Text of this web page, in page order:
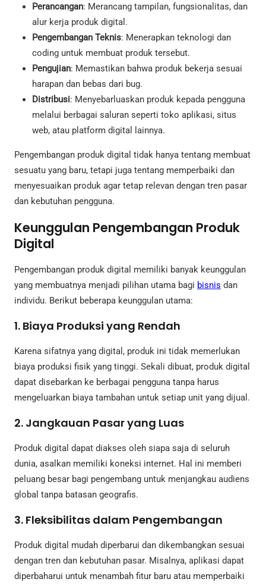
Perancangan: Merancang tampilan, fungsionalitas, dan
alur kerja produk digital.
Pengembangan Teknis: Menerapkan teknologi dan
coding untuk membuat produk tersebut.
Pengujian: Memastikan bahwa produk bekerja sesuai
harapan dan bebas dari bug.
Distribusi: Menyebarluaskan produk kepada pengguna
melalui berbagai saluran seperti toko aplikasi, situs
web, atau platform digital lainnya.
Pengembangan produk digital tidak hanya tentang membuat
sesuatu yang baru, tetapi juga tentang memperbaiki dan
menyesuaikan produk agar tetap relevan dengan tren pasar
dan kebutuhan pengguna.
Keunggulan Pengembangan Produk
Digital
Pengembangan produk digital memiliki banyak keunggulan
yang membuatnya menjadi pilihan utama bagi bisnis dan
individu. Berikut beberapa keunggulan utama:
1. Biaya Produksi yang Rendah
Karena sifatnya yang digital, produk ini tidak memerlukan
biaya produksi fisik yang tinggi. Sekali dibuat, produk digital
dapat disebarkan ke berbagai pengguna tanpa harus
mengeluarkan biaya tambahan untuk setiap unit yang dijual.
2. Jangkauan Pasar yang Luas
Produk digital dapat diakses oleh siapa saja di seluruh
dunia, asalkan memiliki koneksi internet. Hal ini memberi
peluang besar bagi pengembang untuk menjangkau audiens
global tanpa batasan geografis.
3. Fleksibilitas dalam Pengembangan
Produk digital mudah diperbarui dan dikembangkan sesuai
dengan tren dan kebutuhan pasar. Misalnya, aplikasi dapat
diperbaharui untuk menambah fitur baru atau memperbaiki